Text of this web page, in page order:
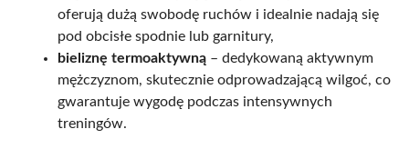
oferują dużą swobodę ruchów i idealnie nadają się
pod obcisłe spodnie lub garnitury,
bieliznę termoaktywną – dedykowaną aktywnym
mężczyznom, skutecznie odprowadzającą wilgoć, co
gwarantuje wygodę podczas intensywnych
treningów.